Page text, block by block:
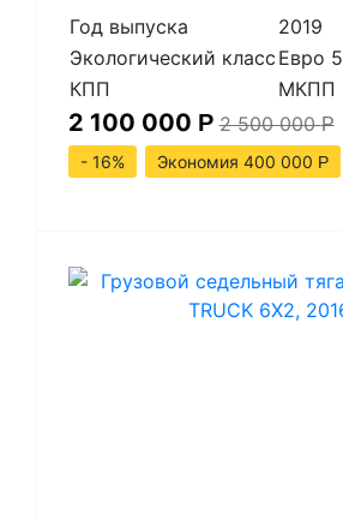
Год выпуска
2019
Экологический класс Евро 5
КПП
МКПП
2 100 000 Р 2 500 000Р
- 16%
Экономия 400 000 Р